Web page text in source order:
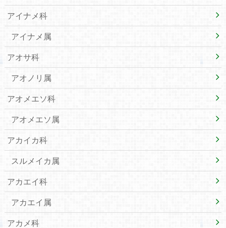
アイナメ科
アイナメ属
アオサ科
アオノリ属
アオメエソ科
アオメエソ属
アカイカ科
スルメイカ属
アカエイ科
アカエイ属
アカメ科